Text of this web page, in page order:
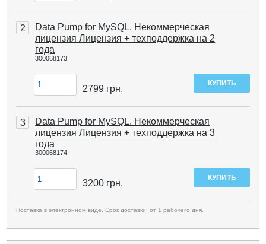
2
Data Pump for MySQL. Некоммерческая
лицензия Лицензия + техподдержка на 2
года
300068173
2799 грн.
3
Data Pump for MySQL. Некоммерческая
лицензия Лицензия + техподдержка на 3
года
300068174
3200 грн.
Поставка в электронном виде. Срок доставки: от 1 рабочего дня.